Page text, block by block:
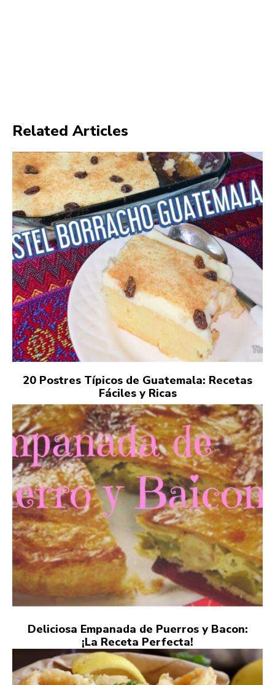
Related Articles
20 Postres Típicos de Guatemala: Recetas
Fáciles y Ricas
Deliciosa Empanada de Puerros y Bacon:
¡La Receta Perfecta!